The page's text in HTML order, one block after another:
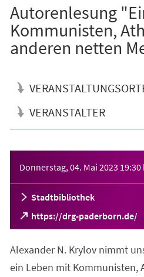
Autorenlesung
Kommunisten,
anderen netten
VERANSTALTER
Donnerstag, 04. Mai 2023 19:30
Stadtbibliothek
https://drg-paderborn.de/
(Öffnet
in
neuen
Tab)
Alexander N. Krylov nimmt
ein Leben mit Kommunisten,